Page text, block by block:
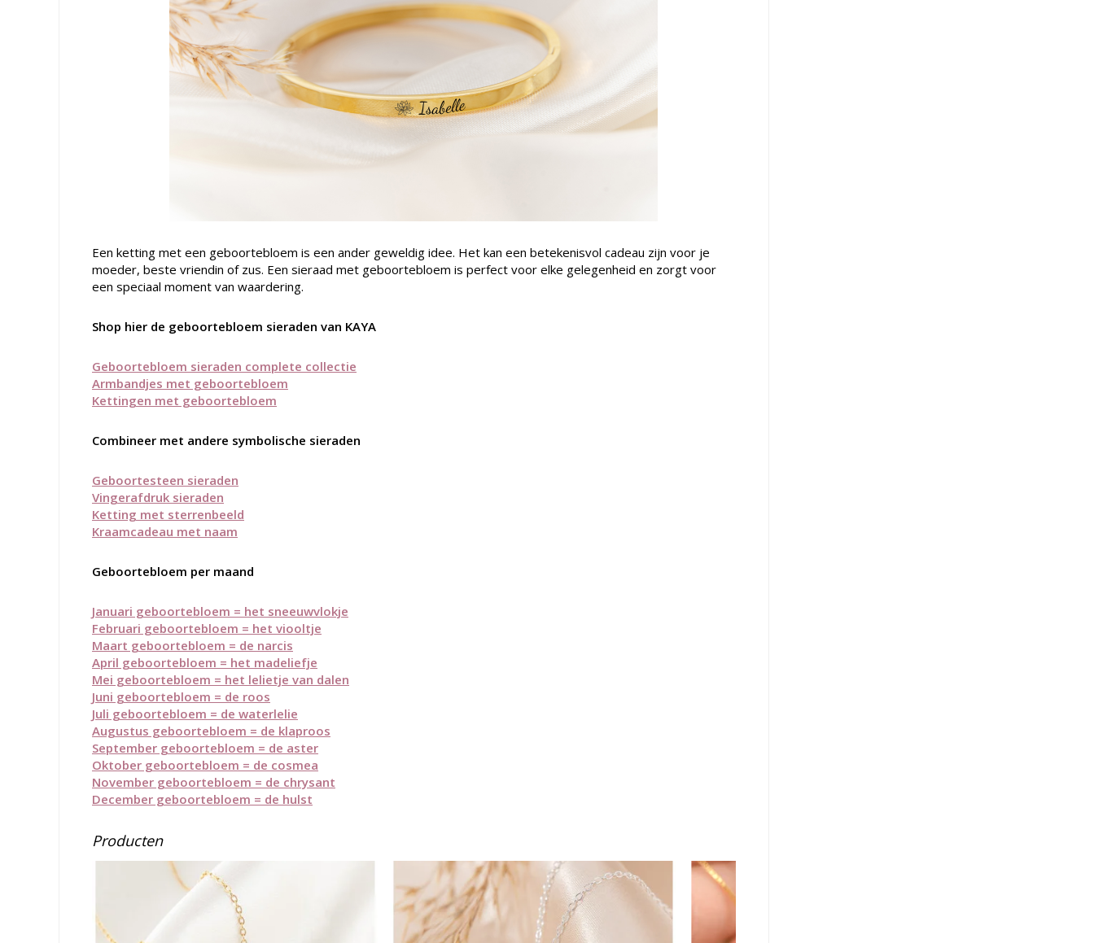
Een ketting met een geboortebloem is een ander geweldig idee. Het kan een betekenisvol cadeau zijn voor je
moeder, beste vriendin of zus. Een sieraad met geboortebloem is perfect voor elke gelegenheid en zorgt voor
een speciaal moment van waardering.
Shop hier de geboortebloem sieraden van KAYA
Geboortebloem sieraden complete collectie
Armbandjes met geboortebloem
Kettingen met geboortebloem
Combineer met andere symbolische sieraden
Geboortesteen sieraden
Vingerafdruk sieraden
Ketting met sterrenbeeld
Kraamcadeau met naam
Geboortebloem per maand
Januari geboortebloem = het sneeuwvlokje
Februari geboortebloem = het viooltje
Maart geboortebloem = de narcis
April geboortebloem = het madeliefje
Mei geboortebloem = het lelietje van dalen
Juni geboortebloem = de roos
Juli geboortebloem = de waterlelie
Augustus geboortebloem = de klaproos
September geboortebloem = de aster
Oktober geboortebloem = de cosmea
November geboortebloem = de chrysant
December geboortebloem = de hulst
Producten